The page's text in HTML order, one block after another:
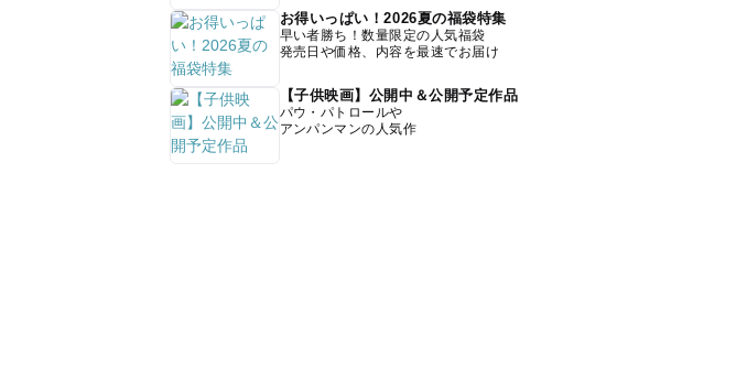
お得いっぱい！2026夏の福袋特集
早い者勝ち！数量限定の人気福袋
発売日や価格、内容を最速でお届け
【子供映画】公開中＆公開予定作品
パウ・パトロールや
アンパンマンの人気作